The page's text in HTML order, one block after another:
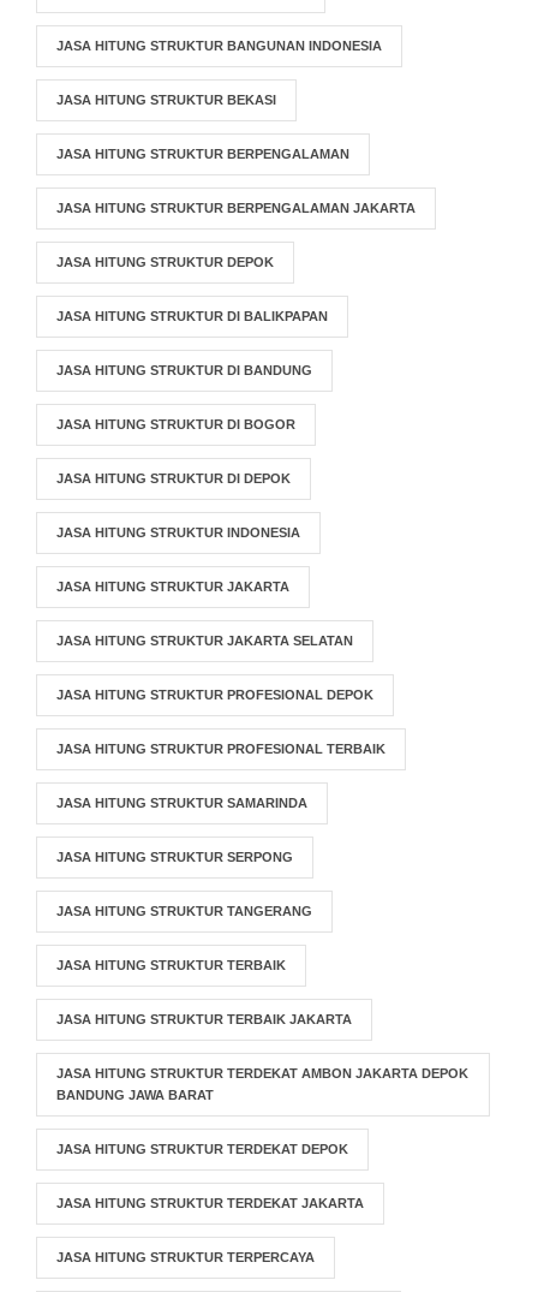
JASA HITUNG STRUKTUR BANGUNAN INDONESIA
JASA HITUNG STRUKTUR BEKASI
JASA HITUNG STRUKTUR BERPENGALAMAN
JASA HITUNG STRUKTUR BERPENGALAMAN JAKARTA
JASA HITUNG STRUKTUR DEPOK
JASA HITUNG STRUKTUR DI BALIKPAPAN
JASA HITUNG STRUKTUR DI BANDUNG
JASA HITUNG STRUKTUR DI BOGOR
JASA HITUNG STRUKTUR DI DEPOK
JASA HITUNG STRUKTUR INDONESIA
JASA HITUNG STRUKTUR JAKARTA
JASA HITUNG STRUKTUR JAKARTA SELATAN
JASA HITUNG STRUKTUR PROFESIONAL DEPOK
JASA HITUNG STRUKTUR PROFESIONAL TERBAIK
JASA HITUNG STRUKTUR SAMARINDA
JASA HITUNG STRUKTUR SERPONG
JASA HITUNG STRUKTUR TANGERANG
JASA HITUNG STRUKTUR TERBAIK
JASA HITUNG STRUKTUR TERBAIK JAKARTA
JASA HITUNG STRUKTUR TERDEKAT AMBON JAKARTA DEPOK
BANDUNG JAWA BARAT
JASA HITUNG STRUKTUR TERDEKAT DEPOK
JASA HITUNG STRUKTUR TERDEKAT JAKARTA
JASA HITUNG STRUKTUR TERPERCAYA